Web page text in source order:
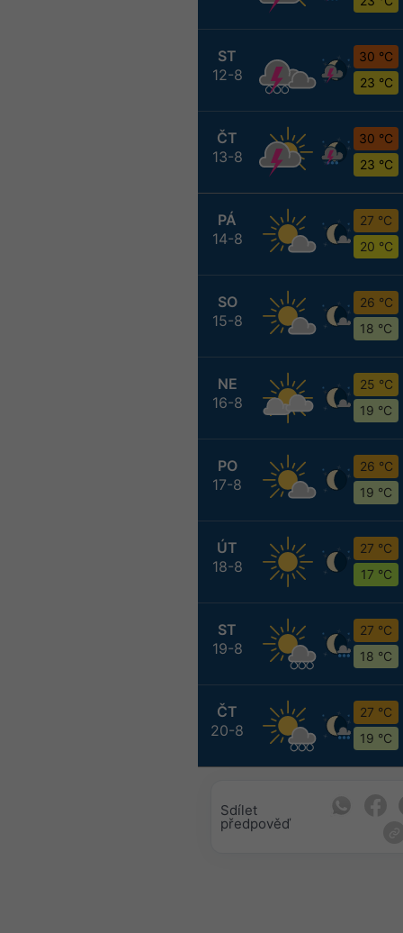
ST
12-8
30 °C
23 °C
ČT
13-8
30 °C
23 °C
PÁ
14-8
27 °C
20 °C
SO
15-8
26 °C
18 °C
NE
16-8
25 °C
19 °C
PO
17-8
26 °C
19 °C
ÚT
18-8
27 °C
17 °C
ST
19-8
27 °C
18 °C
ČT
20-8
27 °C
19 °C
Sdílet
předpověď